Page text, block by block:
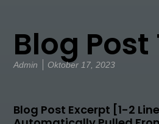
Blog
Admin Oktober 17, 2023
Blog Post Excerpt [1-2